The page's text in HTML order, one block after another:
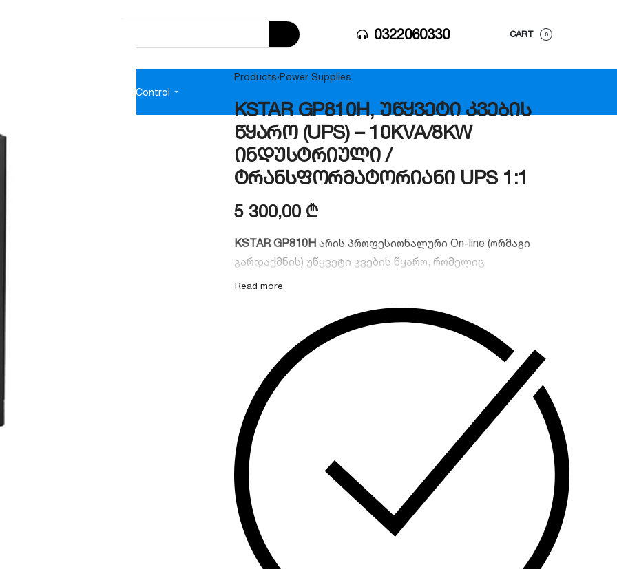
0322060330 CART 0
Access Control
Products›Power Supplies
KSTAR GP810H, უწყვეტი კვების
წყარო (UPS) – 10KVA/8KW
ინდუსტრიული /
ტრანსფორმატორიანი UPS 1:1
5 300,00 ₾
KSTAR GP810Hარის პროფესიონალური On-line (ორმაგი
გარდაქმნის) უწყვეტი კვების წყარო, რომელიც
უზრუნველყოფს ელექტროენერგიის სუფთა და უწყვეტ
სიმძლავრე:10kVA / 8kW.
ტექნოლოგია: True Double Conversion (ონლაინ რეჟიმი).
ფაზები:
დიზაინი:
სრული დაცვა ძაბვის ვარდნის, პიკების და
ქსელური ხმაურისგან.